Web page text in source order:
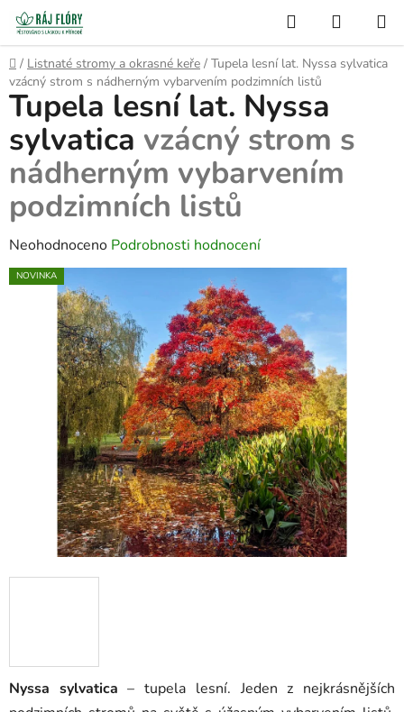
Přejít
obsah
Hledat
KOŠÍK
Domů
/ Listnaté stromy a okrasné keře / Tupela lesní lat. Nyssa sylvatica
vzácný strom s nádherným vybarvením podzimních listů
Nyssa sylvatica – tupela lesní. Jeden z nejkrásnějších
Tupela lesní lat. Nyssa
sylvatica vzácný strom s
nádherným vybarvením
podzimních listů
Průměrné
hodnocení
produktu
hvězdiček.
Neohodnoceno Podrobnosti hodnocení
NOVINKA
Semínko